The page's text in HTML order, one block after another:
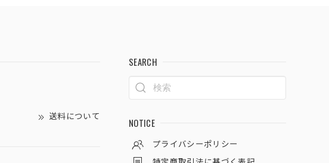
送料について
SEARCH
NOTICE
プライバシーポリシー